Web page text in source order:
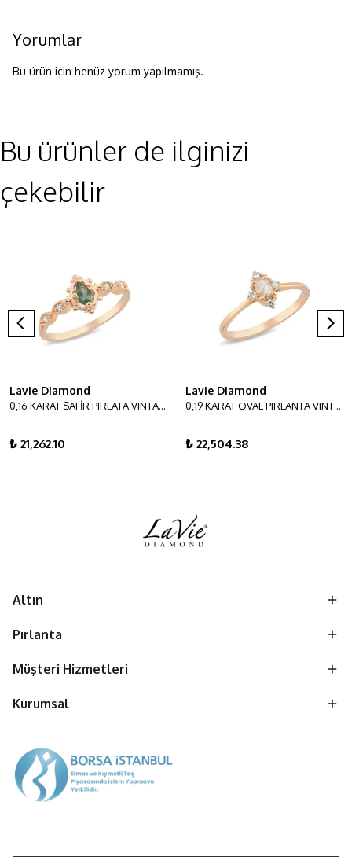
Yorumlar
Bu ürün için henüz yorum yapılmamış.
Bu ürünler de ilginizi
çekebilir
Lavie Diamond
0,16 KARAT SAFİR PIRLATA VINTAGE YÜZÜK
₺ 21,262.10
Lavie Diamond
0,19 KARAT OVAL PIRLANTA VINTAGE YÜZÜK
₺ 22,504.38
Altın
Pırlanta
Müşteri Hizmetleri
Kurumsal